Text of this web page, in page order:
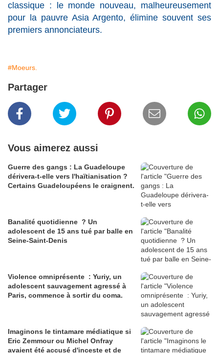
classique : le monde nouveau, malheureusement
pour la pauvre Asia Argento, élimine souvent ses
premiers annonciateurs.
#Moeurs.
Partager
Vous aimerez aussi
Guerre des gangs : La Guadeloupe
dérivera-t-elle vers l'haïtianisation ?
Certains Guadeloupéens le craignent.
Banalité quotidienne ? Un
adolescent de 15 ans tué par balle en
Seine-Saint-Denis
Violence omniprésente : Yuriy, un
adolescent sauvagement agressé à
Paris, commence à sortir du coma.
Imaginons le tintamare médiatique si
Eric Zemmour ou Michel Onfray
avaient été accusé d'inceste et de